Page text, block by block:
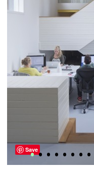
••••••••
Save